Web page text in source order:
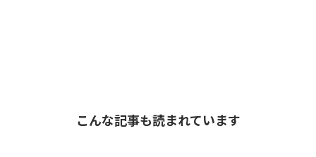
こんな記事も読まれています